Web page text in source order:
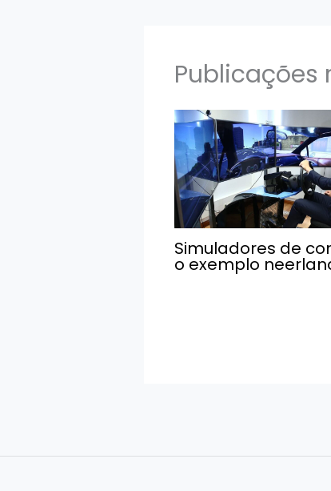
Publicações
Simuladores de
o exemplo